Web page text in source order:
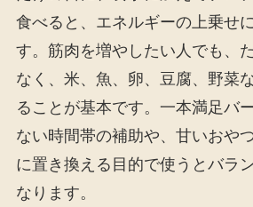
食べると、エネルギーの上乗せ
す。筋肉を増やしたい人でも、
なく、米、魚、卵、豆腐、野菜
ることが基本です。一本満足バ
ない時間帯の補助や、甘いおや
に置き換える目的で使うとバラ
なります。